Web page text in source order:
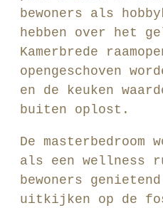
bewoners als
hebben over het
Kamerbrede
opengeschoven
en de keuken
buiten oplost.
De masterbedroom
als een wellness
bewoners
uitkijken op de